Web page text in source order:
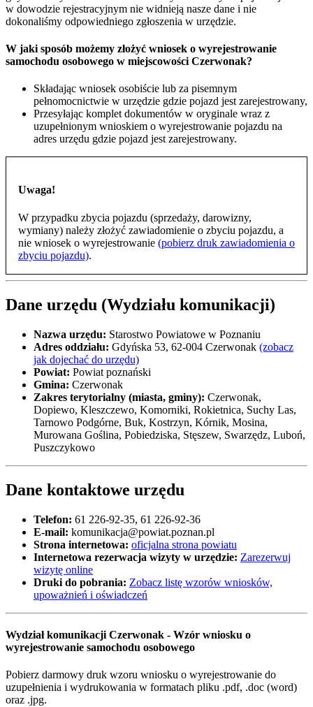
w dowodzie rejestracyjnym nie widnieją nasze dane i nie
dokonaliśmy odpowiedniego zgłoszenia w urzędzie.
W jaki sposób możemy złożyć wniosek o wyrejestrowanie
samochodu osobowego w miejscowości Czerwonak?
Składając wniosek osobiście lub za pisemnym
pełnomocnictwie w urzędzie gdzie pojazd jest zarejestrowany,
Przesyłając komplet dokumentów w oryginale wraz z
uzupełnionym wnioskiem o wyrejestrowanie pojazdu na
adres urzędu gdzie pojazd jest zarejestrowany.
Uwaga!
W przypadku zbycia pojazdu (sprzedaży, darowizny,
wymiany) należy złożyć zawiadomienie o zbyciu pojazdu, a
nie wniosek o wyrejestrowanie (pobierz druk zawiadomienia o
zbyciu pojazdu).
Dane urzędu (Wydziału komunikacji)
Nazwa urzędu: Starostwo Powiatowe w Poznaniu
Adres oddziału: Gdyńska 53, 62-004 Czerwonak (zobacz
jak dojechać do urzędu)
Powiat: Powiat poznański
Gmina: Czerwonak
Zakres terytorialny (miasta, gminy): Czerwonak,
Dopiewo, Kleszczewo, Komorniki, Rokietnica, Suchy Las,
Tarnowo Podgórne, Buk, Kostrzyn, Kórnik, Mosina,
Murowana Goślina, Pobiedziska, Stęszew, Swarzędz, Luboń,
Puszczykowo
Dane kontaktowe urzędu
Telefon: 61 226-92-35, 61 226-92-36
E-mail: komunikacja@powiat.poznan.pl
Strona internetowa: oficjalna strona powiatu
Internetowa rezerwacja wizyty w urzędzie: Zarezerwuj
wizytę online
Druki do pobrania: Zobacz listę wzorów wniosków,
upoważnień i oświadczeń
Wydział komunikacji Czerwonak - Wzór wniosku o
wyrejestrowanie samochodu osobowego
Pobierz darmowy druk wzoru wniosku o wyrejestrowanie do
uzupełnienia i wydrukowania w formatach pliku .pdf, .doc (word)
oraz .jpg.